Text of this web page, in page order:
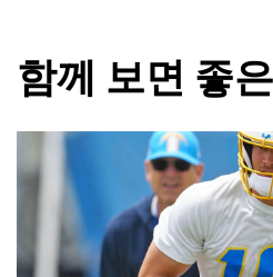
함께 보면 좋